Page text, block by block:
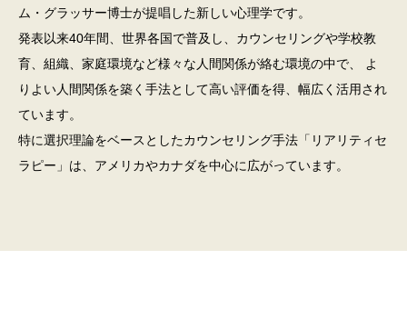
ム・グラッサー博士が提唱した新しい心理学です。
発表以来40年間、世界各国で普及し、カウンセリングや学校教
育、組織、家庭環境など様々な人間関係が絡む環境の中で、
よ
りよい人間関係を築く手法として高い評価を得、幅広く活用され
ています。
特に選択理論をベースとしたカウンセリング手法「リアリティセ
ラピー」は、アメリカやカナダを中心に広がっています。